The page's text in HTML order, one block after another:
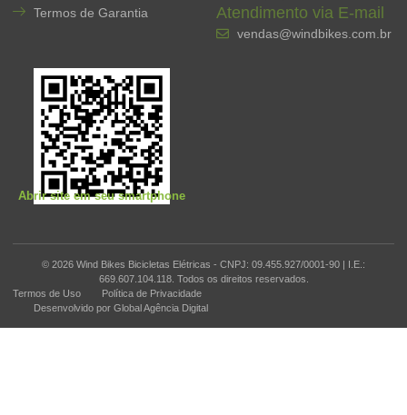
Termos de Garantia
Abrir site em seu smartphone
Atendimento via E-mail
vendas@windbikes.com.br
© 2026 Wind Bikes Bicicletas Elétricas - CNPJ: 09.455.927/0001-90 | I.E.:
669.607.104.118. Todos os direitos reservados.
Termos de Uso
Política de Privacidade
Desenvolvido por Global Agência Digital